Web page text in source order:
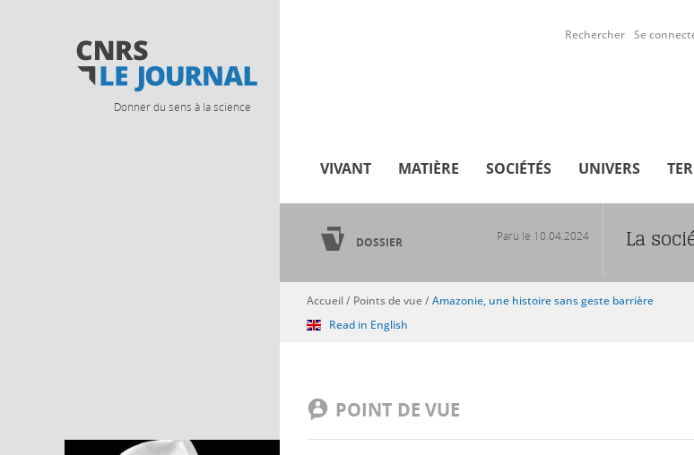
Donner du sens à la science
Rechercher Se
VIVANT MATIÈRE SOCIÉTÉS UNIVERS
DOSSIER Paru le 10.04.2024 La
Vous êtes ici
Accueil/ Points de vue/Amazonie, une histoire sans geste barrière
Read in English
POINT DE VUE